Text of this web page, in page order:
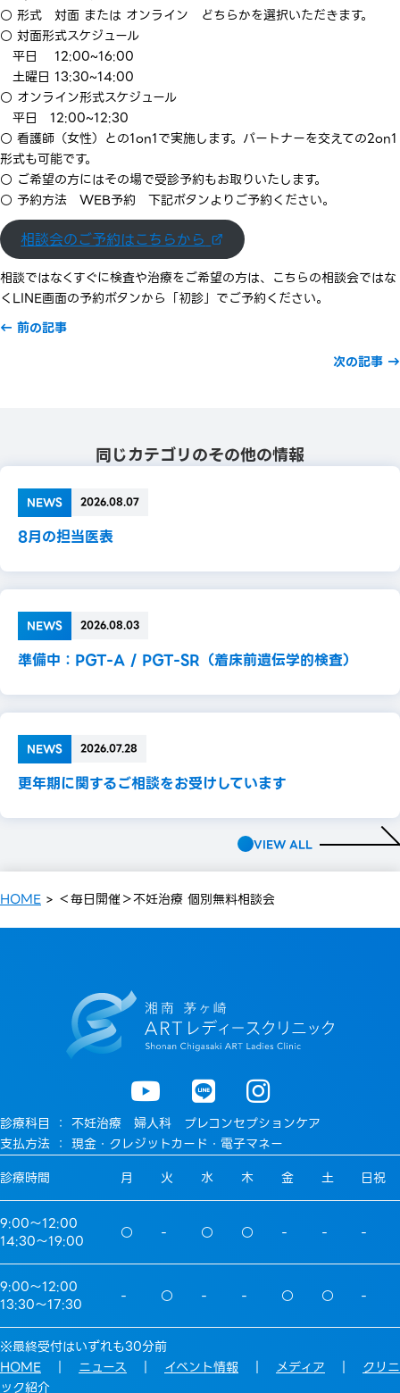
○ 形式 対面 または オンライン どちらかを選択いただきます。
○ 対面形式スケジュール
平日 12:00~16:00
土曜日 13:30~14:00
○ オンライン形式スケジュール
平日 12:00~12:30
○ 看護師（女性）との1on1で実施します。パートナーを交えての2on1
形式も可能です。
○ ご希望の方にはその場で受診予約もお取りいたします。
○ 予約方法 WEB予約 下記ボタンよりご予約ください。
相談会のご予約はこちらから
相談ではなくすぐに検査や治療をご希望の方は、こちらの相談会ではな
くLINE画面の予約ボタンから「初診」でご予約ください。
Posts
← 前の記事
次の記事 →
同じカテゴリのその他の情報
NEWS 2026.08.07
8月の担当医表
NEWS 2026.08.03
準備中：PGT-A / PGT-SR（着床前遺伝学的検査）
NEWS 2026.07.28
更年期に関するご相談をお受けしています
VIEW ALL
HOME > ＜毎日開催＞不妊治療 個別無料相談会
診療科目 ： 不妊治療 婦人科 プレコンセプションケア
支払方法 ： 現金・クレジットカード・電子マネー
診療時間
月 火 水 木 金 土 日祝
9:00〜12:00
14:30〜19:00
○ - ○ ○ - - -
9:00〜12:00
13:30〜17:30
- ○ - - ○ ○ -
※最終受付はいずれも30分前
HOME ｜ ニュース ｜ イベント情報 ｜ メディア ｜ クリニ
ック紹介